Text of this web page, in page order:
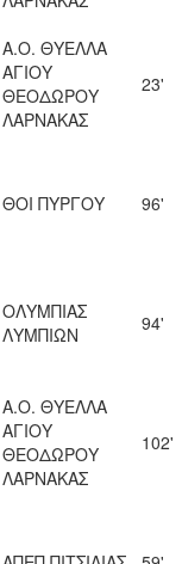
Α.Ο. ΘΥΕΛΛΑ
ΑΓΙΟΥ
ΘΕΟΔΩΡΟΥ
ΛΑΡΝΑΚΑΣ
23'
ΘΟΙ ΠΥΡΓΟΥ 96'
ΟΛΥΜΠΙΑΣ
ΛΥΜΠΙΩΝ
94'
Α.Ο. ΘΥΕΛΛΑ
ΑΓΙΟΥ
ΘΕΟΔΩΡΟΥ
ΛΑΡΝΑΚΑΣ
102'